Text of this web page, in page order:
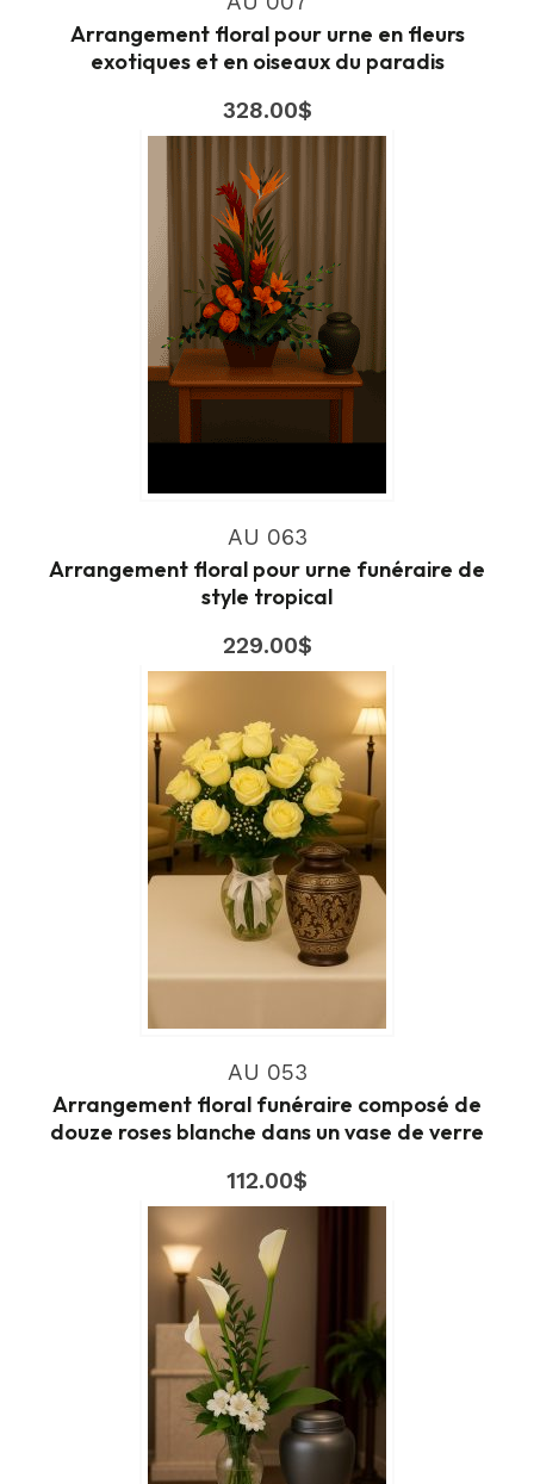
Arrangement floral pour urne en fleurs
exotiques et en oiseaux du paradis
328.00$
AU 063
Arrangement floral pour urne funéraire de
style tropical
229.00$
AU 053
Arrangement floral funéraire composé de
douze roses blanche dans un vase de verre
112.00$